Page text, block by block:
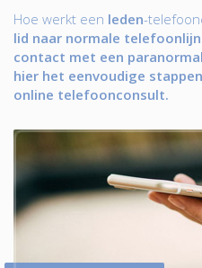
Hoe werkt een leden-
lid naar normale
contact met een
hier het eenvoudige
online telefoonconsult.